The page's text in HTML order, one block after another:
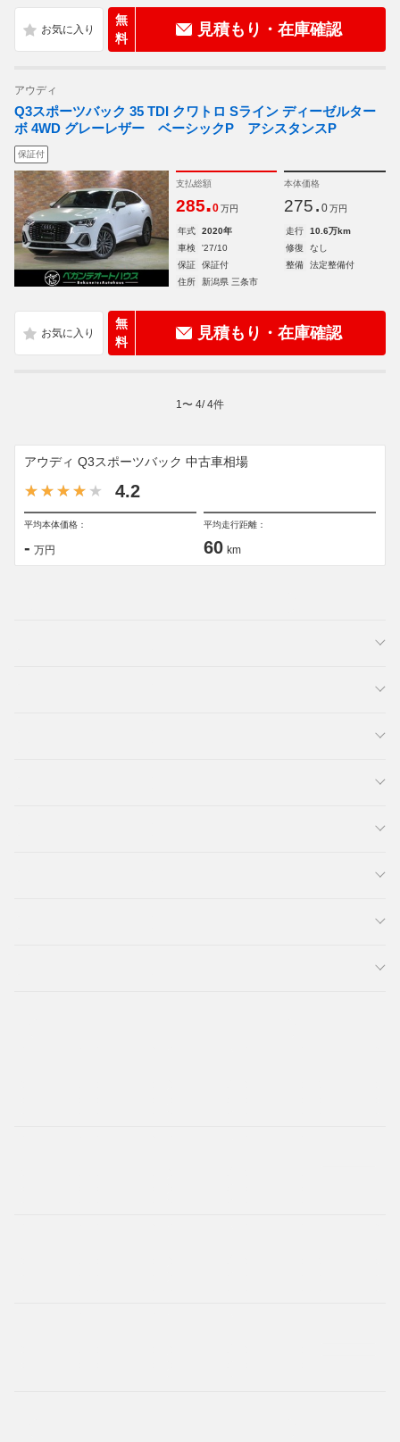
無
料
見積もり・在庫確認
アウディ
Q3スポーツバック 35 TDI クワトロ Sライン ディーゼルター
ボ 4WD グレーレザー ベーシックP アシスタンスP
保証付
支払総額
285.0 万円
本体価格
275. 0 万円
年式 2020年 走行
10.6万km
車検
'27/10 修復
なし
保証
保証付 整備
法定整備付
住所
新潟県 三条市
無
料
見積もり・在庫確認
1 〜 4/4件
アウディ Q3スポーツバック 中古車相場
4.2
平均本体価格：
- 万円
平均走行距離：
60 km